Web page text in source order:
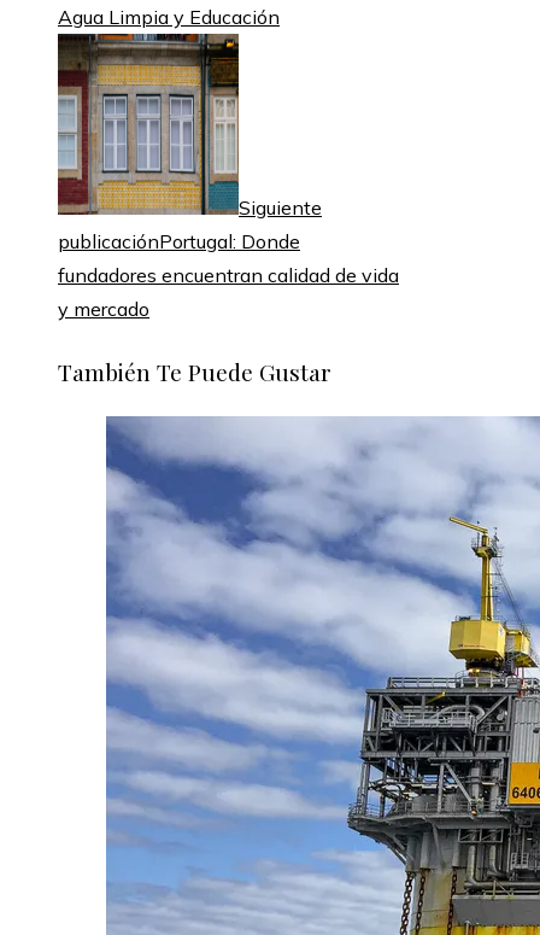
Agua Limpia y Educación
Siguiente
publicaciónPortugal: Donde
fundadores encuentran calidad de vida
y mercado
También Te Puede Gustar